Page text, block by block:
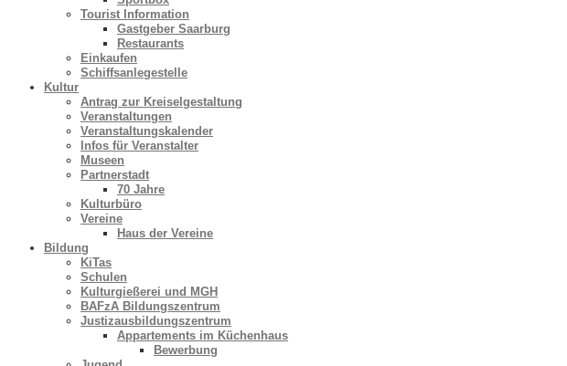
Tourist Information
Gastgeber Saarburg
Restaurants
Einkaufen
Schiffsanlegestelle
Kultur
Antrag zur Kreiselgestaltung
Veranstaltungen
Veranstaltungskalender
Infos für Veranstalter
Museen
Partnerstadt
70 Jahre
Kulturbüro
Vereine
Haus der Vereine
Bildung
KiTas
Schulen
Kulturgießerei und MGH
BAFzA Bildungszentrum
Justizausbildungszentrum
Appartements im Küchenhaus
Bewerbung